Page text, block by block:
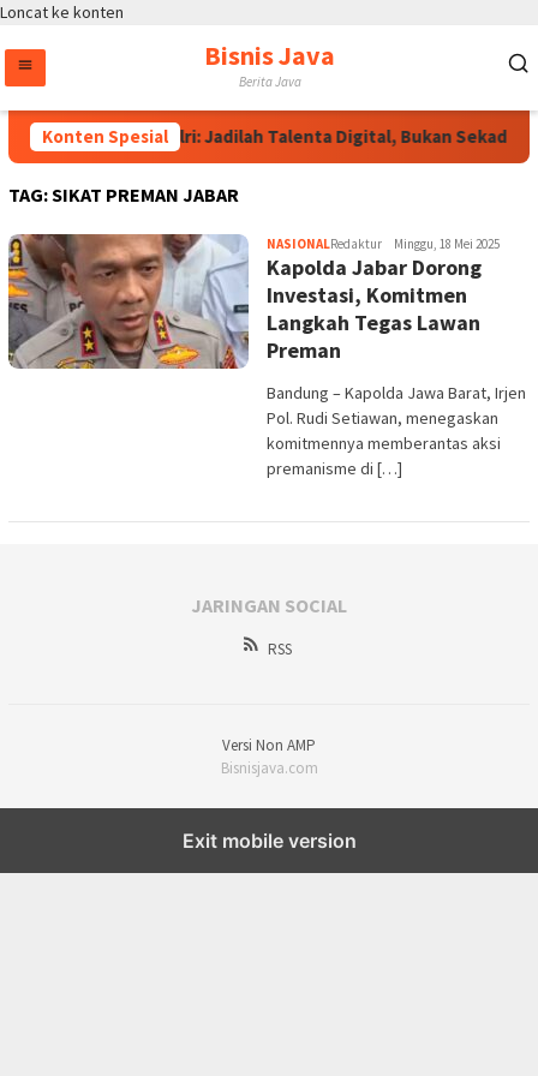
Loncat ke konten
Bisnis Java
Berita Java
Konten SpesialWakapolri: Jadilah Talenta Digital, Bukan Sekadar
TAG:SIKAT PREMAN JABAR
NASIONALRedaktur Minggu, 18 Mei 2025
Kapolda Jabar Dorong
Investasi, Komitmen
Langkah Tegas Lawan
Preman
Bandung – Kapolda Jawa Barat, Irjen
Pol. Rudi Setiawan, menegaskan
komitmennya memberantas aksi
premanisme di […]
JARINGAN SOCIAL
RSS
Versi Non AMP
Bisnisjava.com
Exit mobile version